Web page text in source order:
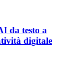
da testo a
digitale